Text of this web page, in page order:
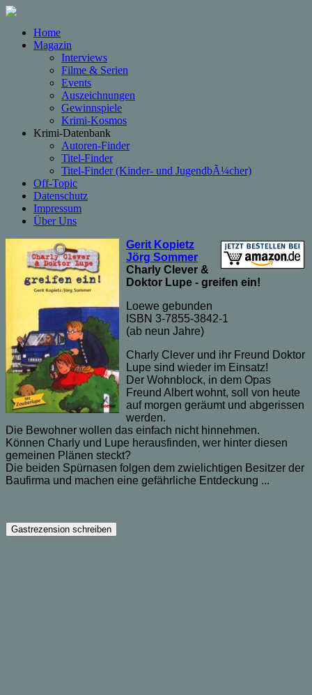
Home
Magazin
Interviews
Filme & Serien
Events
Auszeichnungen
Gewinnspiele
Krimi-Kosmos
Krimi-Datenbank
Autoren-Finder
Titel-Finder
Titel-Finder (Kinder- und JugendbÃ¼cher)
Off-Topic
Datenschutz
Impressum
Über Uns
Gerit Kopietz
Jörg Sommer
Charly Clever &
Doktor Lupe - greifen ein!
Loewe gebunden
ISBN 3-7855-3842-1
(ab neun Jahre)
Charly Clever und ihr Freund Doktor
Lupe sind wieder im Einsatz!
Der Wohnblock, in dem Opas
Freund Albert wohnt, soll von heute
auf morgen geräumt und abgerissen
werden.
Die Bewohner wollen das einfach nicht hinnehmen.
Können Charly und Lupe herausfinden, wer hinter diesen
gemeinen Plänen steckt?
Die beiden Spürnasen folgen dem zwielichtigen Besitzer der
Baufirma und machen eine gefährliche Entdeckung ...